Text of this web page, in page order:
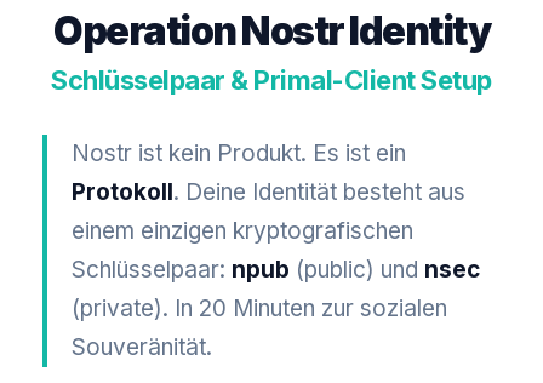
Operation Nostr Identity
Schlüsselpaar & Primal-Client Setup
Nostr ist kein Produkt. Es ist ein
Protokoll. Deine Identität besteht aus
einem einzigen kryptografischen
Schlüsselpaar: npub (public) und nsec
(private). In 20 Minuten zur sozialen
Souveränität.